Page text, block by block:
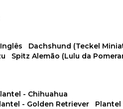
Plantel - Chihuahua
Plantel - Golden Retriever
Dachshund (Teckel
Spitz Alemão (Lulu da